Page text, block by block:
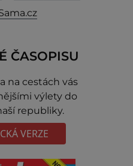
ČASOPISU
na cestách vás
výlety do
republiky.
VERZE